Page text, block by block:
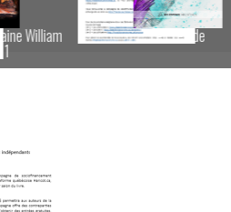
Le Prélude